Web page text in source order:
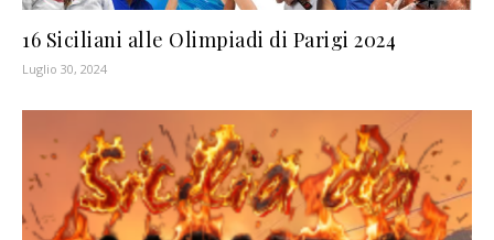
16 Siciliani alle Olimpiadi di Parigi 2024
Luglio 30, 2024